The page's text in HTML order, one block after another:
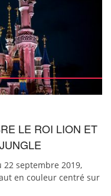
LE ROI LION ET
22 septembre 2019,
en couleur centré sur